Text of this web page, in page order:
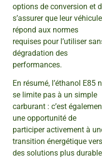
options de conversion et
s’assurer que leur véhicule
répond aux normes
requises pour l’utiliser
dégradation des
performances.
En résumé, l’éthanol E85
se limite pas à un simple
carburant : c’est
une opportunité de
participer activement à
transition énergétique vers
des solutions plus